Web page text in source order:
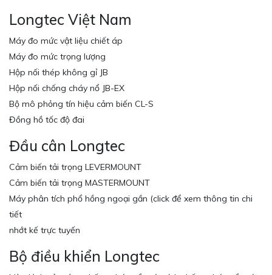
Longtec Việt Nam
Máy đo mức vật liệu chiết áp
Máy đo mức trọng lượng
Hộp nối thép không gỉ JB
Hộp nối chống cháy nổ JB-EX
Bộ mô phỏng tín hiệu cảm biến CL-S
Đồng hồ tốc độ đai
Đầu cân Longtec
Cảm biến tải trọng LEVERMOUNT
Cảm biến tải trọng MASTERMOUNT
Máy phân tích phổ hồng ngoại gần (click để xem thông tin chi
tiết
nhớt kế trực tuyến
Bộ điều khiển Longtec